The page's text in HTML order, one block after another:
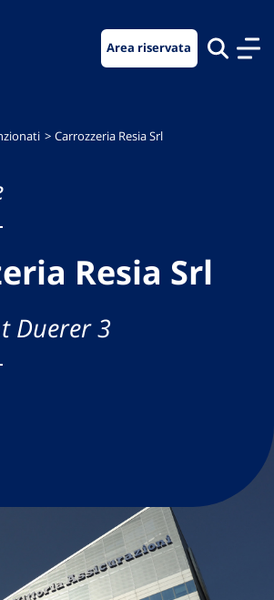
Area riservata
Carrozzeria Resia Srl
Resia Srl
Duerer 3